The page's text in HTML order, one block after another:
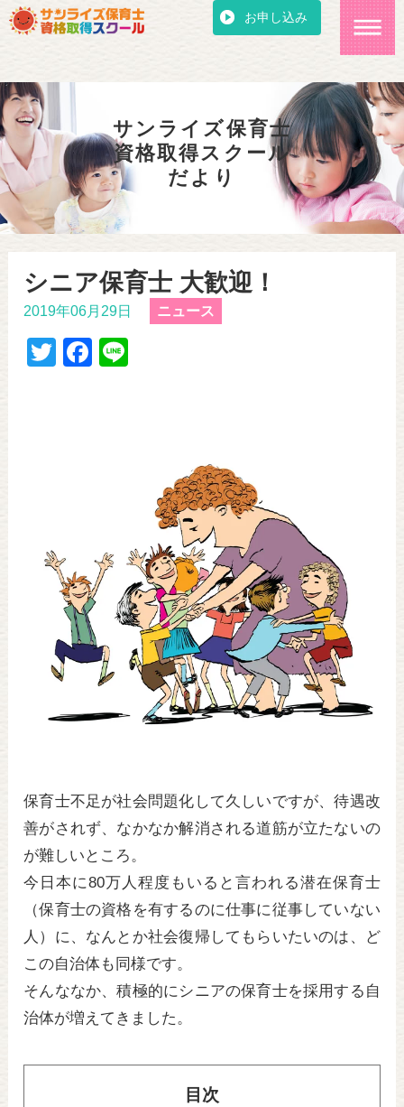
お申し込み
サンライズ保育士
資格取得スクール
だより
シニア保育士 大歓迎！
2019年06月29日 ニュース
T
F
k
保育士不足が社会問題化して久しいですが、待遇改
善がされず、なかなか解消される道筋が立たないの
が難しいところ。
今日本に80万人程度もいると言われる潜在保育士
（保育士の資格を有するのに仕事に従事していない
人）に、なんとか社会復帰してもらいたいのは、ど
この自治体も同様です。
そんななか、積極的にシニアの保育士を採用する自
治体が増えてきました。
目次